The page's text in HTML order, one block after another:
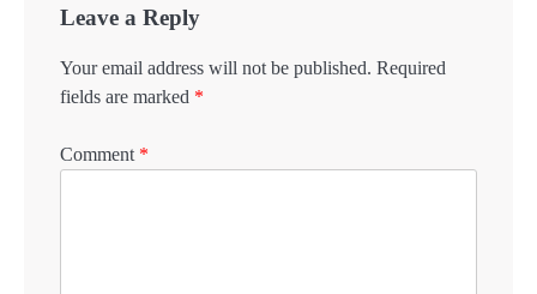
Leave a Reply
Your email address will not be published. Required
fields are marked *
Comment *